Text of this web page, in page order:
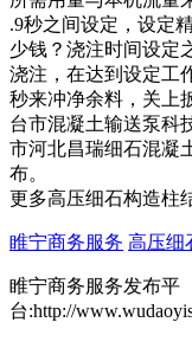
.9秒之间设定，设定
少钱？浇注时间设定
浇注，在达到设定工
秒来冲净余料，关上
台市混凝土输送泵科
市河北昌瑞细石混凝
布。
更多高压细石构造柱
睢宁商务服务 高压细
睢宁商务服务发布平
台:http://